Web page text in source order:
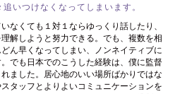
いつけなくなってしまいます。
なくても１対１ならゆっくり話したり、
解しようと努力できる。でも、複数を相
ん早くなってしまい、ノンネイティブに
でも日本でのこうした経験は、僕に監督
ました。居心地のいい場所ばかりではな
タッフとよりよいコミュニケーションを